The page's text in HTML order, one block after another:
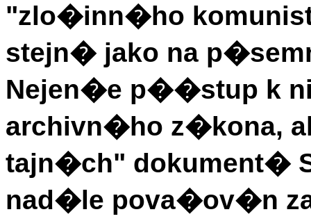
"zlo�inn�ho
stejn� jako na
Nejen�e p��stup k
archivn�ho z�kona,
tajn�ch" dokument�
nad�le pova�ov�n